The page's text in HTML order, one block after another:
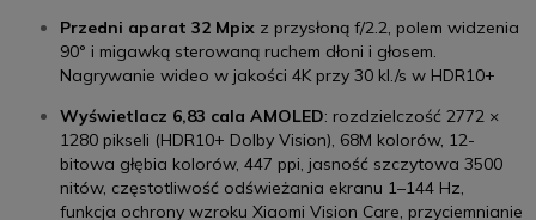
Przedni aparat 32 Mpixz przysłoną f/2.2, polem widzenia
90° i migawką sterowaną ruchem dłoni i głosem.
Nagrywanie wideo w jakości 4K przy 30 kl./s w HDR10+
Wyświetlacz 6,83 cala AMOLED: rozdzielczość 2772 ×
1280 pikseli (HDR10+ Dolby Vision), 68M kolorów, 12-
bitowa głębia kolorów, 447 ppi, jasność szczytowa 3500
nitów, częstotliwość odświeżania ekranu 1–144 Hz,
funkcja ochrony wzroku Xiaomi Vision Care, przyciemnianie